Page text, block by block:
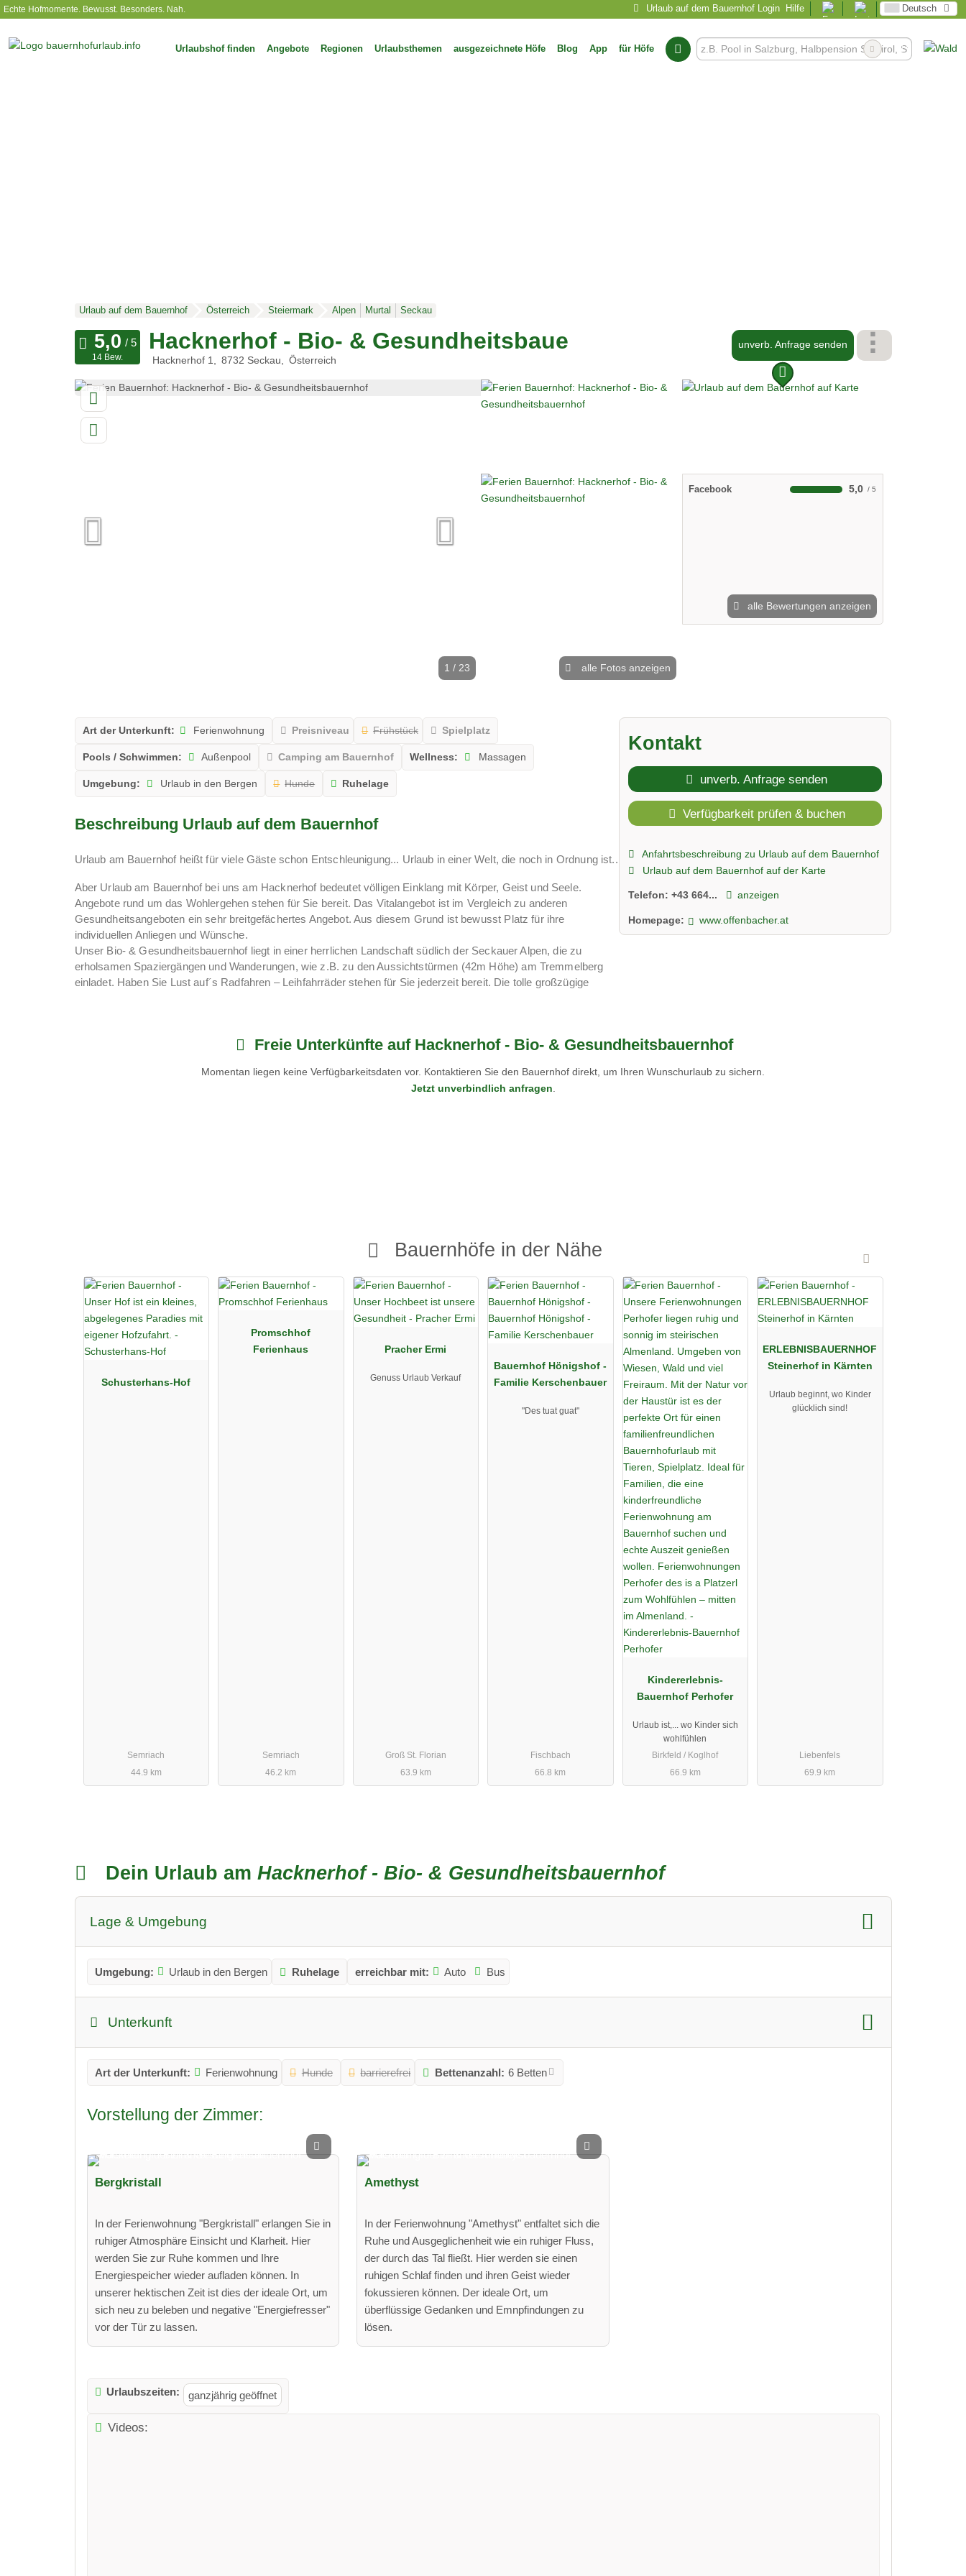
Echte Hofmomente. Bewusst. Besonders. Nah. Urlaub auf dem Bauernhof Login Hilfe Deutsch
Urlaubshof finden Angebote Regionen Urlaubsthemen ausgezeichnete Höfe Blog App für Höfe
Urlaub auf dem Bauernhof Österreich Steiermark Alpen Murtal Seckau
Hacknerhof - Bio- & Gesundheitsbauernhof
Hacknerhof 1 8732 Seckau Österreich
unverb. Anfrage senden
14 Bew.
1 / 23 alle Fotos anzeigen
Facebook 5,0
alle Bewertungen anzeigen
Art der Unterkunft: Ferienwohnung Preisniveau Frühstück Spielplatz
Pools / Schwimmen: Außenpool Camping am Bauernhof Wellness: Massagen
Umgebung: Urlaub in den Bergen Hunde Ruhelage
Beschreibung Urlaub auf dem Bauernhof
Urlaub am Bauernhof heißt für viele Gäste schon Entschleunigung... Urlaub in einer Welt, die noch in Ordnung ist..
Aber Urlaub am Bauernhof bei uns am Hacknerhof bedeutet völligen Einklang mit Körper, Geist und Seele.
Angebote rund um das Wohlergehen stehen für Sie bereit. Das Vitalangebot ist im Vergleich zu anderen
Gesundheitsangeboten ein sehr breitgefächertes Angebot. Aus diesem Grund ist bewusst Platz für ihre
individuellen Anliegen und Wünsche.
Unser Bio- & Gesundheitsbauernhof liegt in einer herrlichen Landschaft südlich der Seckauer Alpen, die zu
erholsamen Spaziergängen und Wanderungen, wie z.B. zu den Aussichtstürmen (42m Höhe) am Tremmelberg
einladet. Haben Sie Lust auf´s Radfahren – Leihfahrräder stehen für Sie jederzeit bereit. Die tolle großzügige
Kontakt
unverb. Anfrage senden
Verfügbarkeit prüfen & buchen
Anfahrtsbeschreibung zu Urlaub auf dem Bauernhof
Urlaub auf dem Bauernhof auf der Karte
Telefon:+43 664... anzeigen
Homepage: www.offenbacher.at
Freie Unterkünfte auf Hacknerhof - Bio- & Gesundheitsbauernhof
Momentan liegen keine Verfügbarkeitsdaten vor. Kontaktieren Sie den Bauernhof direkt, um Ihren Wunschurlaub zu sichern.
Jetzt unverbindlich anfragen
Bauernhöfe in der Nähe
Schusterhans-Hof
Semriach
44.9 km
Promschhof
Ferienhaus
Semriach
46.2 km
Pracher Ermi
Genuss Urlaub Verkauf
Groß St. Florian
63.9 km
Bauernhof Hönigshof -
Familie Kerschenbauer
"Des tuat guat"
Fischbach
66.8 km
Kindererlebnis-
Bauernhof Perhofer
Urlaub ist,... wo Kinder sich
wohlfühlen
Birkfeld / Koglhof
66.9 km
ERLEBNISBAUERNHOF
Steinerhof in Kärnten
Urlaub beginnt, wo Kinder
glücklich sind!
Liebenfels
69.9 km
Dein Urlaub amHacknerhof - Bio- & Gesundheitsbauernhof
Lage & Umgebung
Umgebung: Urlaub in den Bergen Ruhelage erreichbar mit: Auto Bus
Unterkunft
Art der Unterkunft: Ferienwohnung Hunde barrierefrei Bettenanzahl: 6 Betten
Vorstellung der Zimmer:
Bergkristall
In der Ferienwohnung "Bergkristall" erlangen Sie in
ruhiger Atmosphäre Einsicht und Klarheit. Hier
werden Sie zur Ruhe kommen und Ihre
Energiespeicher wieder aufladen können. In
unserer hektischen Zeit ist dies der ideale Ort, um
sich neu zu beleben und negative "Energiefresser"
vor der Tür zu lassen.
Amethyst
In der Ferienwohnung "Amethyst" entfaltet sich die
Ruhe und Ausgeglichenheit wie ein ruhiger Fluss,
der durch das Tal fließt. Hier werden sie einen
ruhigen Schlaf finden und ihren Geist wieder
fokussieren können. Der ideale Ort, um
überflüssige Gedanken und Emnpfindungen zu
lösen.
Urlaubszeiten: ganzjährig geöffnet
Videos: